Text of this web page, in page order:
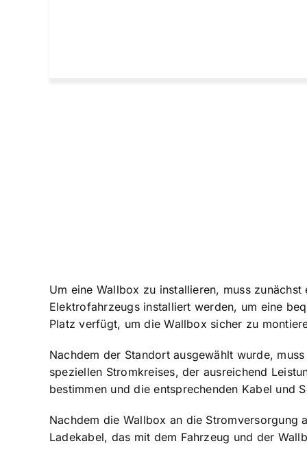
Um eine Wallbox zu installieren, muss
Elektrofahrzeugs installiert werden, um eine
Platz verfügt, um die Wallbox sicher zu
Nachdem der Standort ausgewählt wurde,
speziellen Stromkreises, der ausreichend
bestimmen und die entsprechenden Kabel und
Nachdem die Wallbox an die Stromversorgung
Ladekabel, das mit dem Fahrzeug und der